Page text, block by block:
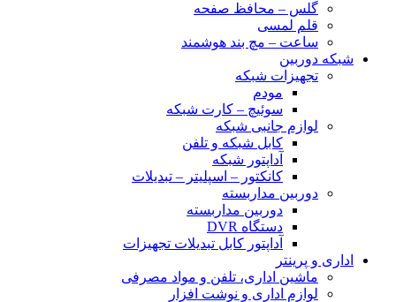
گلس – محافظ صفحه
قلم لمسی
ساعت – مچ بند هوشمند
شبکه دوربین
تجهیزات شبکه
مودم
سوئیچ – کارت شبکه
لوازم جانبی شبکه
کابل شبکه و تلفن
آداپتور شبکه
کانکتور – اسپلیتر – تبدیلات
دوربین مداربسته
دوربین مداربسته
دستگاه DVR
آداپتور کابل تبدیلات تجهیزات
اداری و پرینتر
ماشین اداری، تلفن و مواد مصرفی
لوازم اداری و نوشت افزار